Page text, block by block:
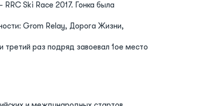
Ski Race 2017. Гонка была
Grom Relay, Дорога Жизни,
раз подряд завоевал 1ое место